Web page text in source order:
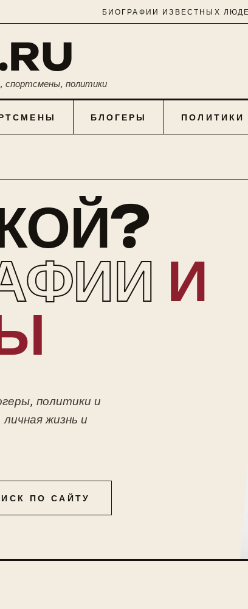
БИОГРАФИИ ИЗВЕСТНЫХ
спортсмены, политики
БЛОГЕРЫ ПОЛИТИКИ
И
политики и
жизнь и
ПО САЙТУ